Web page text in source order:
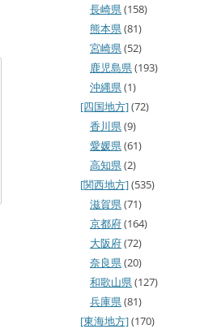
長崎県(158)
熊本県(81)
宮崎県(52)
鹿児島県(193)
沖縄県(1)
[四国地方](72)
香川県(9)
愛媛県(61)
高知県(2)
[関西地方](535)
滋賀県(71)
京都府(164)
大阪府(72)
奈良県(20)
和歌山県(127)
兵庫県(81)
[東海地方](170)